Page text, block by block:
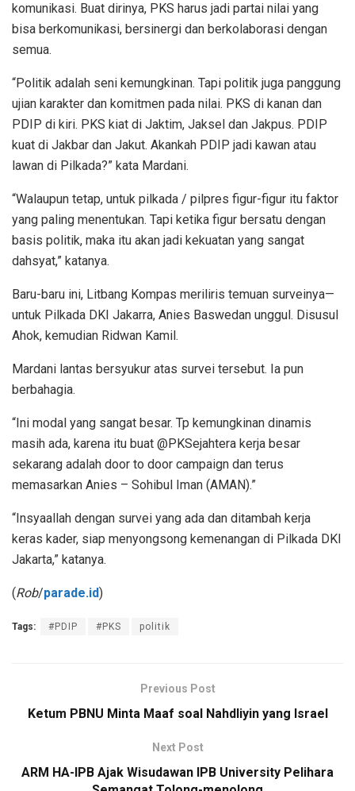
komunikasi. Buat dirinya, PKS harus jadi partai nilai yang
bisa berkomunikasi, bersinergi dan berkolaborasi dengan
semua.
“Politik adalah seni kemungkinan. Tapi politik juga panggung
ujian karakter dan komitmen pada nilai. PKS di kanan dan
PDIP di kiri. PKS kiat di Jaktim, Jaksel dan Jakpus. PDIP
kuat di Jakbar dan Jakut. Akankah PDIP jadi kawan atau
lawan di Pilkada?” kata Mardani.
“Walaupun tetap, untuk pilkada / pilpres figur-figur itu faktor
yang paling menentukan. Tapi ketika figur bersatu dengan
basis politik, maka itu akan jadi kekuatan yang sangat
dahsyat,” katanya.
Baru-baru ini, Litbang Kompas meriliris temuan surveinya—
untuk Pilkada DKI Jakarra, Anies Baswedan unggul. Disusul
Ahok, kemudian Ridwan Kamil.
Mardani lantas bersyukur atas survei tersebut. Ia pun
berbahagia.
“Ini modal yang sangat besar. Tp kemungkinan dinamis
masih ada, karena itu buat @PKSejahtera kerja besar
sekarang adalah door to door campaign dan terus
memasarkan Anies – Sohibul Iman (AMAN).”
“Insyaallah dengan survei yang ada dan ditambah kerja
keras kader, siap menyongsong kemenangan di Pilkada DKI
Jakarta,” katanya.
(Rob/parade.id)
Tags: #PDIP #PKS politik
Previous Post
Ketum PBNU Minta Maaf soal Nahdliyin yang Israel
Next Post
ARM HA-IPB Ajak Wisudawan IPB University Pelihara